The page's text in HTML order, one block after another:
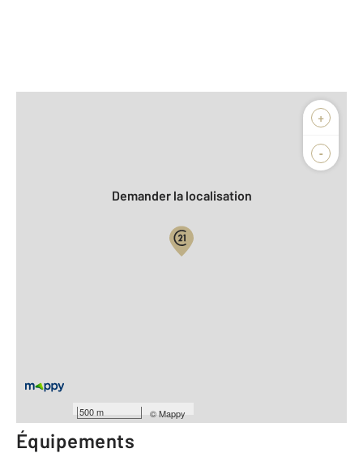
+
-
500 m ©Mappy
Biens vendus
Demander la localisation
Année construction : 1975
Équipements